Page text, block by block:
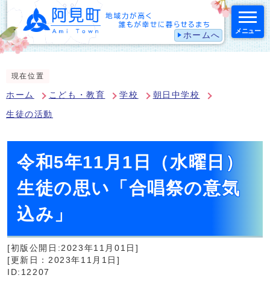
ホームへ メニュー
現在位置
ホーム こども・教育 学校 朝日中学校
生徒の活動
令和5年11月1日（水曜日）
生徒の思い「合唱祭の意気
込み」
[初版公開日:2023年11月01日]
[更新日：2023年11月1日]
ID:12207